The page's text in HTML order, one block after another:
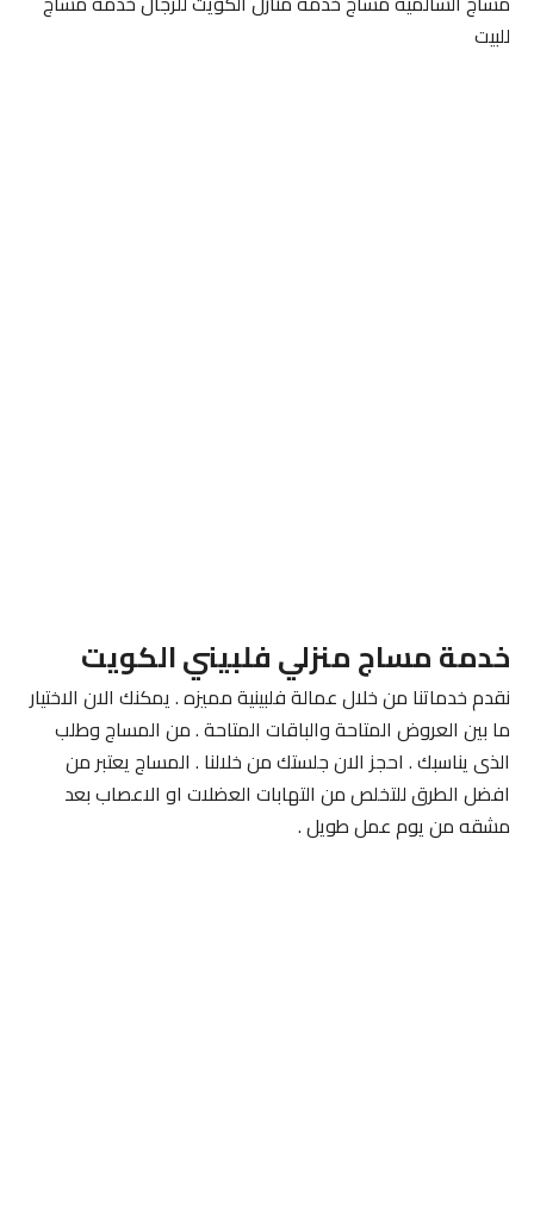
للبيت
خدمة مساج منزلي فلبيني الكويت
نقدم خدماتنا من خلال عمالة فلبينية مميزه . يمكنك الان الاختيار
ما بين العروض المتاحة والباقات المتاحة . من المساج وطلب
الذى يناسبك . احجز الان جلستك من خلالنا . المساج يعتبر من
افضل الطرق للتخلص من التهابات العضلات او الاعصاب بعد
مشقه من يوم عمل طويل .